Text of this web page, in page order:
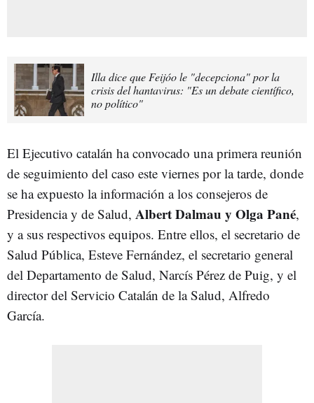
Illa dice que Feijóo le "decepciona" por la
crisis del hantavirus: "Es un debate científico,
no político"
El Ejecutivo catalán ha convocado una primera reunión
de seguimiento del caso este viernes por la tarde, donde
se ha expuesto la información a los consejeros de
Presidencia y de Salud, Albert Dalmau y Olga Pané,
y a sus respectivos equipos. Entre ellos, el secretario de
Salud Pública, Esteve Fernández, el secretario general
del Departamento de Salud, Narcís Pérez de Puig, y el
director del Servicio Catalán de la Salud, Alfredo
García.